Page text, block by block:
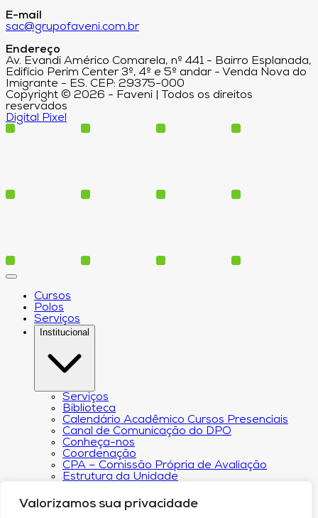
Valorizamos sua privacidade
E-mail
sac@grupofaveni.com.br
Endereço
Av. Evandi Américo Comarela, nº 441 - Bairro Esplanada,
Edifício Perim Center 3º, 4º e 5º andar - Venda Nova do
Imigrante - ES. CEP: 29375-000
Copyright © 2026 - Faveni | Todos os direitos
reservados
Digital Pixel
Cursos
Polos
Serviços
Institucional
Serviços
Biblioteca
Calendário Acadêmico Cursos Presenciais
Canal de Comunicação do DPO
Conheça-nos
Coordenação
CPA – Comissão Própria de Avaliação
Estrutura da Unidade
Programa de Iniciação Científica
Núcleo de Apoio Psicopedagógico